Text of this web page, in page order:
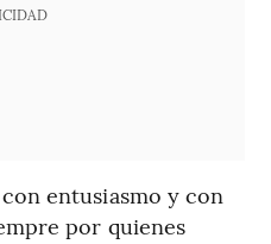
entusiasmo y con
por quienes